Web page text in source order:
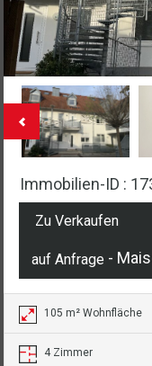
Immobilien-ID :
Zu Verkaufen
auf Anfrage -
105 m² Wohnfläche
4 Zimmer